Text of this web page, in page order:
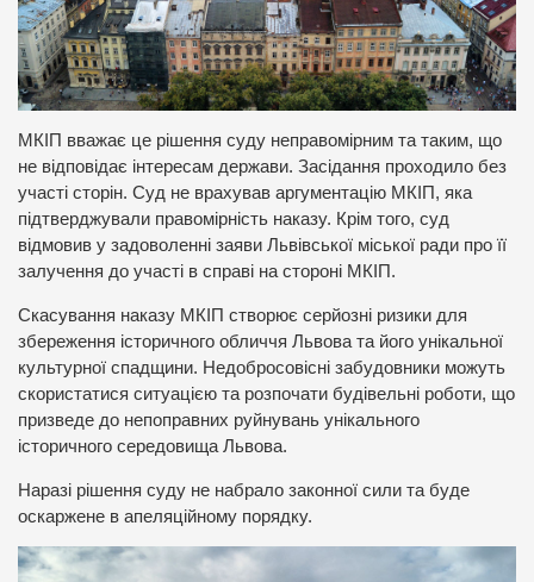
МКІП вважає це рішення суду неправомірним та таким, що
не відповідає інтересам держави. Засідання проходило без
участі сторін. Суд не врахував аргументацію МКІП, яка
підтверджували правомірність наказу. Крім того, суд
відмовив у задоволенні заяви Львівської міської ради про її
залучення до участі в справі на стороні МКІП.
Скасування наказу МКІП створює серйозні ризики для
збереження історичного обличчя Львова та його унікальної
культурної спадщини. Недобросовісні забудовники можуть
скористатися ситуацією та розпочати будівельні роботи, що
призведе до непоправних руйнувань унікального
історичного середовища Львова.
Наразі рішення суду не набрало законної сили та буде
оскаржене в апеляційному порядку.